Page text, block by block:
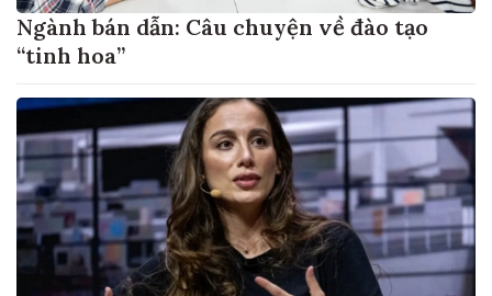
Ngành bán dẫn: Câu chuyện về đào tạo
“tinh hoa”